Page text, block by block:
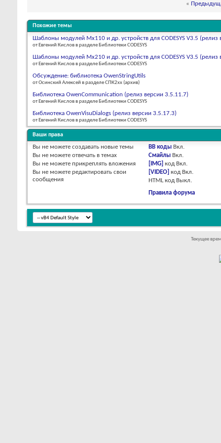
«
Похожие темы
Шаблоны модулей Mx110 и др. устройств для CODESYS V3.5 (релиз
от Евгений Кислов в разделе Библиотеки CODESYS
Шаблоны модулей Mx210 и др. устройств для CODESYS V3.5 (релиз
от Евгений Кислов в разделе Библиотеки CODESYS
Обсуждение: библиотека OwenStringUtils
от Осинский Алексей в разделе СПК2xx (архив)
Библиотека OwenCommunication (релиз версии 3.5.11.7)
от Евгений Кислов в разделе Библиотеки CODESYS
Библиотека OwenVisuDialogs (релиз версии 3.5.17.3)
от Евгений Кислов в разделе Библиотеки CODESYS
Ваши права
Вы не можете создавать новые темы
Вы не можете отвечать в темах
Вы не можете прикреплять вложения
Вы не можете редактировать свои
сообщения
BB коды Вкл.
Смайлы Вкл.
[IMG] код Вкл.
[VIDEO] код Вкл.
HTML код Выкл.
Правила форума
Текущее